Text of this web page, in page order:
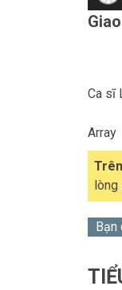
Ca sĩ
Array
Bạn